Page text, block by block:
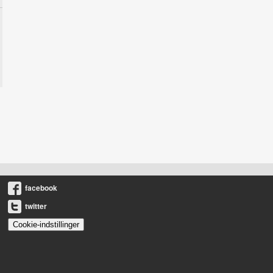
facebook
twitter
Cookie-indstillinger